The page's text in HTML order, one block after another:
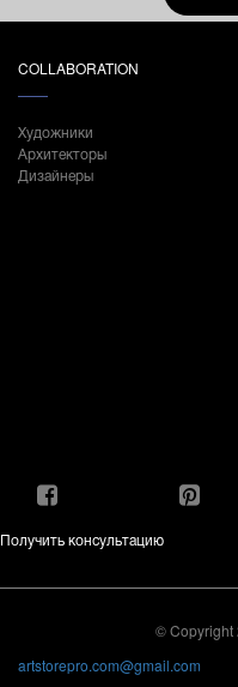
COLLABORATION
Художники
Архитекторы
Дизайнеры
Получить консультацию
© Copyright
artstorepro.com@gmail.com